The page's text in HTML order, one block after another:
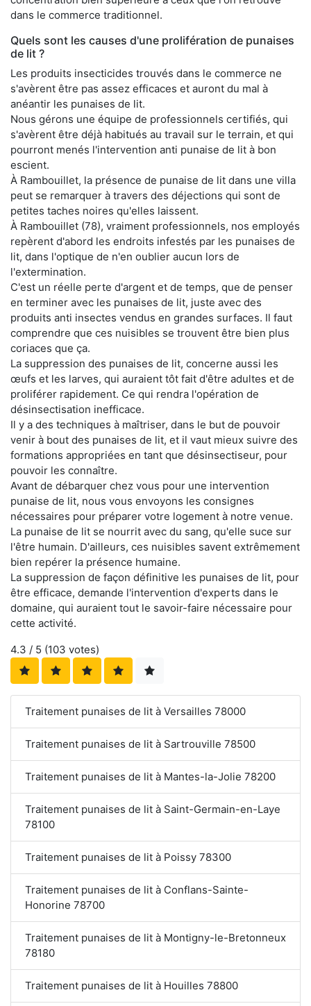
dans le commerce traditionnel.
Quels sont les causes d'une prolifération de punaises
de lit ?
Les produits insecticides trouvés dans le commerce ne
s'avèrent être pas assez efficaces et auront du mal à
anéantir les punaises de lit.
Nous gérons une équipe de professionnels certifiés, qui
s'avèrent être déjà habitués au travail sur le terrain, et qui
pourront menés l'intervention anti punaise de lit à bon
escient.
À Rambouillet, la présence de punaise de lit dans une villa
peut se remarquer à travers des déjections qui sont de
petites taches noires qu'elles laissent.
À Rambouillet (78), vraiment professionnels, nos employés
repèrent d'abord les endroits infestés par les punaises de
lit, dans l'optique de n'en oublier aucun lors de
l'extermination.
C'est un réelle perte d'argent et de temps, que de penser
en terminer avec les punaises de lit, juste avec des
produits anti insectes vendus en grandes surfaces. Il faut
comprendre que ces nuisibles se trouvent être bien plus
coriaces que ça.
La suppression des punaises de lit, concerne aussi les
œufs et les larves, qui auraient tôt fait d'être adultes et de
proliférer rapidement. Ce qui rendra l'opération de
désinsectisation inefficace.
Il y a des techniques à maîtriser, dans le but de pouvoir
venir à bout des punaises de lit, et il vaut mieux suivre des
formations appropriées en tant que désinsectiseur, pour
pouvoir les connaître.
Avant de débarquer chez vous pour une intervention
punaise de lit, nous vous envoyons les consignes
nécessaires pour préparer votre logement à notre venue.
La punaise de lit se nourrit avec du sang, qu'elle suce sur
l'être humain. D'ailleurs, ces nuisibles savent extrêmement
bien repérer la présence humaine.
La suppression de façon définitive les punaises de lit, pour
être efficace, demande l'intervention d'experts dans le
domaine, qui auraient tout le savoir-faire nécessaire pour
cette activité.
4.3 / 5 (103 votes)
Traitement punaises de lit à Versailles 78000
Traitement punaises de lit à Sartrouville 78500
Traitement punaises de lit à Mantes-la-Jolie 78200
Traitement punaises de lit à Saint-Germain-en-Laye
78100
Traitement punaises de lit à Poissy 78300
Traitement punaises de lit à Conflans-Sainte-
Honorine 78700
Traitement punaises de lit à Montigny-le-Bretonneux
78180
Traitement punaises de lit à Houilles 78800